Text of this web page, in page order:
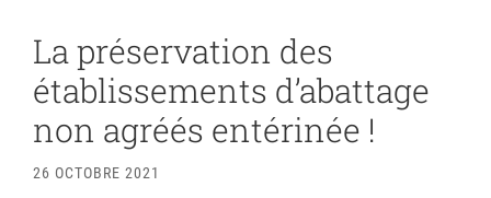
La préservation des
établissements d’abattage
non agréés entérinée !
26 OCTOBRE 2021